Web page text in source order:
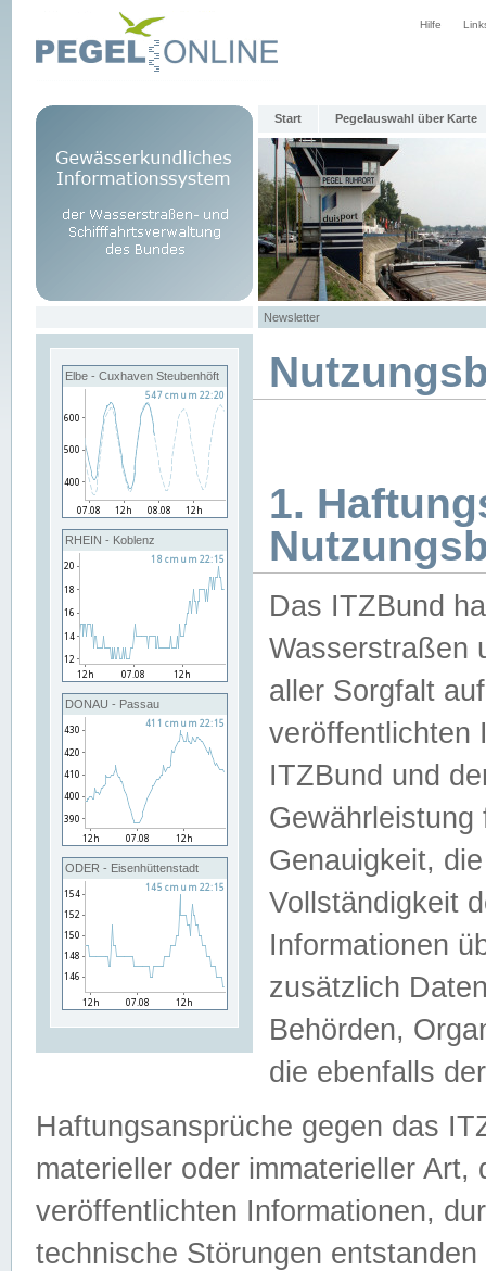
Hilfe
Start Pegelauswahl über Karte
Newsletter
Elbe - Cuxhaven Steubenhöft
RHEIN - Koblenz
DONAU - Passau
ODER - Eisenhüttenstadt
1.
Das ITZBund
Wasserstraßen
aller Sorgfalt
veröffentlichten
ITZBund und
Genauigkeit,
Vollständigkeit
Informationen
zusätzlich
Behörden,
die ebenfalls
Haftungsansprüche gegen das
materieller oder immaterieller
veröffentlichten Informationen,
technische Störungen